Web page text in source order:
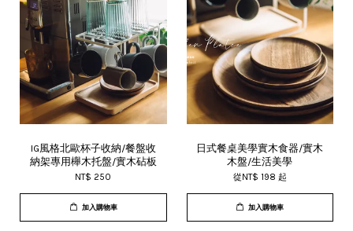
IG風格北歐杯子收納/餐盤收
納架專用櫸木托盤/實木砧板
NT$ 250
加入購物車
日式餐桌美學實木食器/實木
木盤/生活美學
從NT$ 198 起
加入購物車